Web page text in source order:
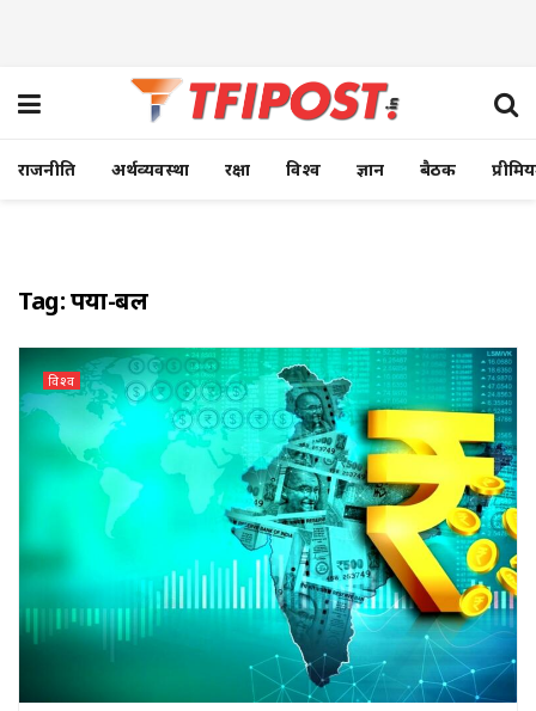
राजनीति अर्थव्यवस्था रक्षा विश्व ज्ञान बैठक
Tag:रूपया-रूबल
विश्व